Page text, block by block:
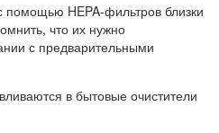
помощью HEPA-фильтров близки
что их нужно
с предварительными
в бытовые очистители